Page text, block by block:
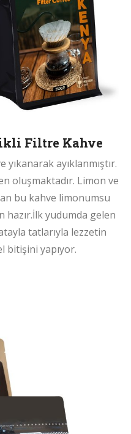
Filtre Kahve
yıkanarak ayıklanmıştır.
oluşmaktadır. Limon ve
bu kahve limonumsu
hazır.İlk yudumda gelen
tatlarıyla lezzetin
bitişini yapıyor.